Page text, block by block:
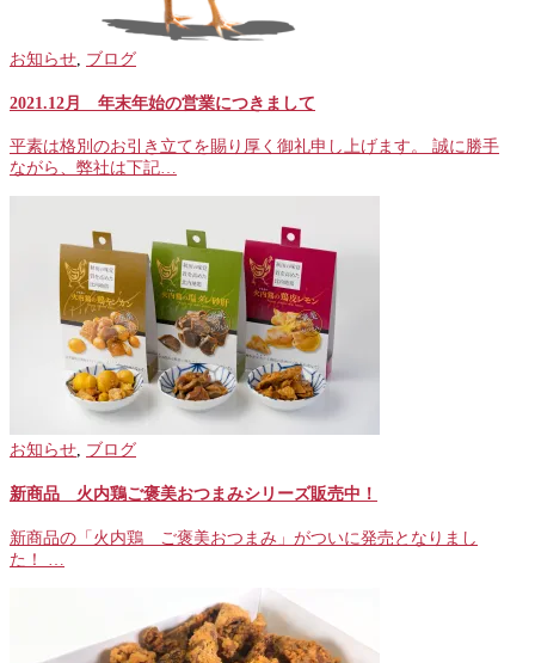
お知らせ, ブログ
2021.12月 年末年始の営業につきまして
平素は格別のお引き立てを賜り厚く御礼申し上げます。 誠に勝手
ながら、弊社は下記…
お知らせ, ブログ
新商品 火内鶏ご褒美おつまみシリーズ販売中！
新商品の「火内鶏 ご褒美おつまみ」がついに発売となりまし
た！ …